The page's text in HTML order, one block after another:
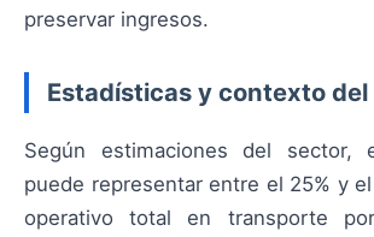
preservar ingresos.
Estadísticas y contexto
Según estimaciones del sector,
puede representar entre el 25% y
operativo total en transporte